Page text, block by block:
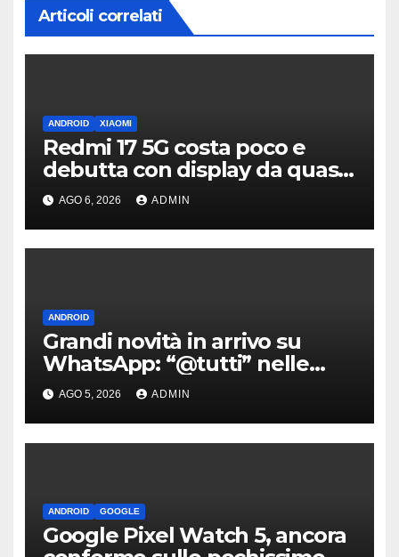
Articoli correlati
ANDROID XIAOMI
Redmi 17 5G costa poco e
debutta con display da quasi
7 pollici e batteria enorme
AGO 6, 2026 ADMIN
ANDROID
Grandi novità in arrivo su
WhatsApp: “@tutti” nelle
chat di gruppo e non solo
AGO 5, 2026 ADMIN
ANDROID GOOGLE
Google Pixel Watch 5, ancora